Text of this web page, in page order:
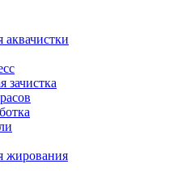
аквачистки
зачистка
жирования